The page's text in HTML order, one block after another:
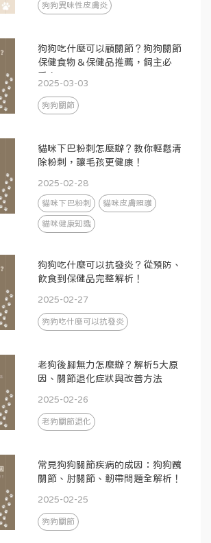
狗狗異味性皮膚炎
狗狗吃什麼可以顧關節？狗狗關節
保健食物＆保健品推薦，飼主必
看！
2025-03-03
狗狗關節
貓咪下巴粉刺怎麼辦？教你輕鬆清
除粉刺，讓毛孩更健康！
2025-02-28
貓咪下巴粉刺 貓咪皮膚照護
貓咪健康知識
狗狗吃什麼可以抗發炎？從預防、
飲食到保健品完整解析！
2025-02-27
狗狗吃什麼可以抗發炎
老狗後腳無力怎麼辦？解析5大原
因、關節退化症狀與改善方法
2025-02-26
老狗關節退化
常見狗狗關節疾病的成因：狗狗髖
關節、肘關節、韌帶問題全解析！
2025-02-25
狗狗關節